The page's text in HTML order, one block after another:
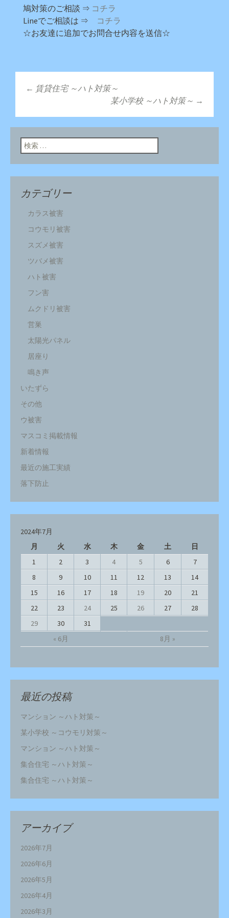
鳩対策のご相談 ⇒ コチラ
Lineでご相談は ⇒ コチラ
☆お友達に追加でお問合せ内容を送信☆
投稿ナビゲーショ
ン
← 賃貸住宅 ～ハト対策～
某小学校 ～ハト対策～ →
検索:
カテゴリー
カラス被害
コウモリ被害
スズメ被害
ツバメ被害
ハト被害
フン害
ムクドリ被害
営巣
太陽光パネル
居座り
鳴き声
いたずら
その他
ウ被害
マスコミ掲載情報
新着情報
最近の施工実績
落下防止
2024年7月
月
火 水 木 金 土 日
« 6月 8月 »
1 2 3 4 5 6
7
8
9 10 11 12 13
14
15
16 17 18 19 20
21
22
23 24 25 26 27
28
29
30 31
最近の投稿
マンション ～ハト対策～
某小学校 ～コウモリ対策～
マンション ～ハト対策～
集合住宅 ～ハト対策～
集合住宅 ～ハト対策～
アーカイブ
2026年7月
2026年6月
2026年5月
2026年4月
2026年3月